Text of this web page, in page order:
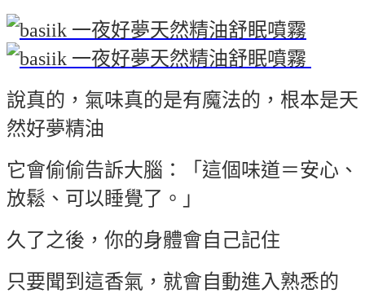
說真的，氣味真的是有魔法的，根本是天
然好夢精油
它會偷偷告訴大腦：「這個味道＝安心、
放鬆、可以睡覺了。」
久了之後，你的身體會自己記住
只要聞到這香氣，就會自動進入熟悉的